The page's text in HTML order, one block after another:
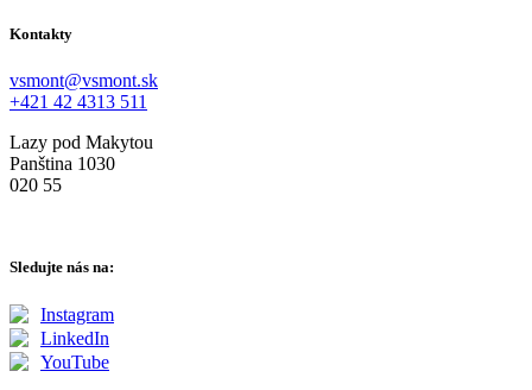
Kontakty
vsmont@vsmont.sk
+421 42 4313 511
Lazy pod Makytou
Panština 1030
020 55
Sledujte nás na:
Instagram
LinkedIn
YouTube